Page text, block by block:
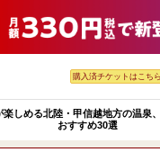
購入済チケットはこちら
楽しめる北陸・甲信越地方の温泉
おすすめ30選